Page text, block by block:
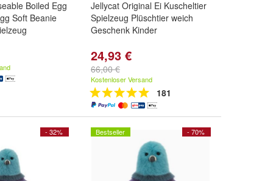
Boiled Egg
Soft Beanie
Jellycat Original Ei Kuscheltier
Spielzeug Plüschtier weich
Geschenk Kinder
24,93 €
66,00 €
Kostenloser Versand
181
- 32% - 70%
Bestseller